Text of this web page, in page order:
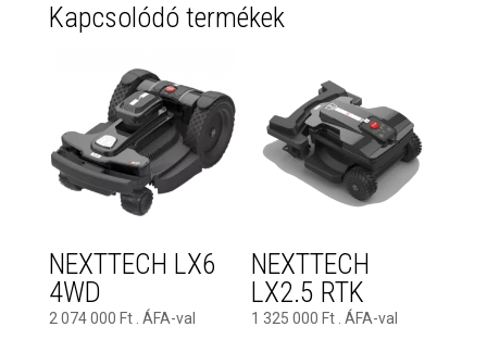
Kapcsolódó termékek
NEXTTECH LX6
4WD
2 074 000 Ft . ÁFA-val
NEXTTECH
LX2.5 RTK
1 325 000 Ft . ÁFA-val